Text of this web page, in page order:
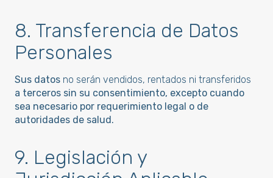
8. Transferencia de Datos
Personales
Sus datos no serán vendidos, rentados ni transferidos
a terceros sin su consentimiento, excepto cuando
sea necesario por requerimiento legal o de
autoridades de salud.
9. Legislación y